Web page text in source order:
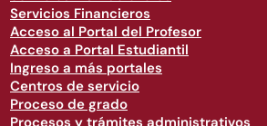
Servicios Financieros
Acceso al Portal del Profesor
Acceso a Portal Estudiantil
Ingreso a más portales
Centros de servicio
Proceso de grado
Procesos y trámites administrativos